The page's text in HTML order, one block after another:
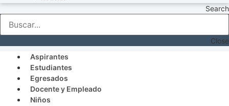
Search
Close
Aspirantes
Estudiantes
Egresados
Docente y Empleado
Niños